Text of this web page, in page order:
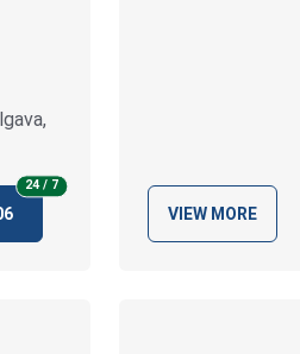
24 / 7
VIEW MORE